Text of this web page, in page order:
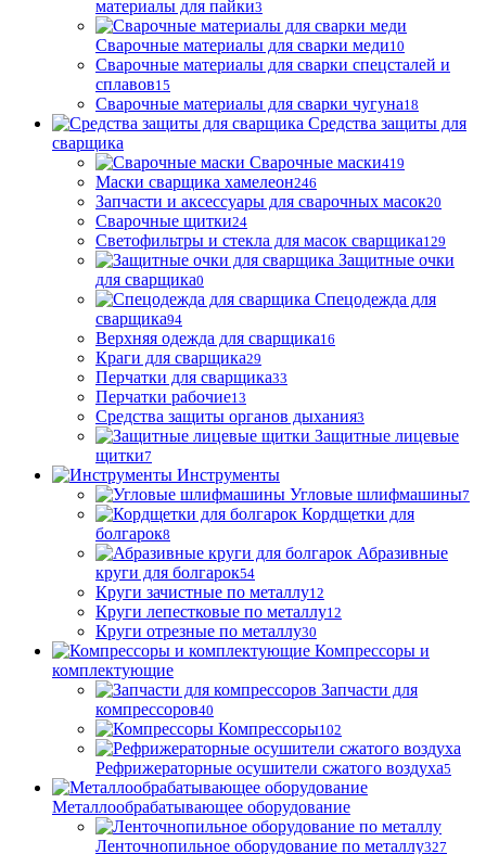
материалы для пайки3
Сварочные материалы для сварки меди10
Сварочные материалы для сварки спецсталей и
сплавов15
Сварочные материалы для сварки чугуна18
Средства защиты для
сварщика
Сварочные маски419
Маски сварщика хамелеон246
Запчасти и аксессуары для сварочных масок20
Сварочные щитки24
Светофильтры и стекла для масок сварщика129
Защитные очки
для сварщика0
Спецодежда для
сварщика94
Верхняя одежда для сварщика16
Краги для сварщика29
Перчатки для сварщика33
Перчатки рабочие13
Средства защиты органов дыхания3
Защитные лицевые
щитки7
Инструменты
Угловые шлифмашины7
Кордщетки для
болгарок8
Абразивные
круги для болгарок54
Круги зачистные по металлу12
Круги лепестковые по металлу12
Круги отрезные по металлу30
Компрессоры и
комплектующие
Запчасти для
компрессоров40
Компрессоры102
Рефрижераторные осушители сжатого воздуха5
Металлообрабатывающее оборудование
Ленточнопильное оборудование по металлу327